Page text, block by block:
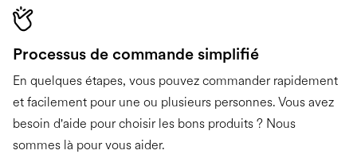
Processus de commande simplifié
En quelques étapes, vous pouvez commander rapidement
et facilement pour une ou plusieurs personnes. Vous avez
besoin d'aide pour choisir les bons produits ? Nous
sommes là pour vous aider.